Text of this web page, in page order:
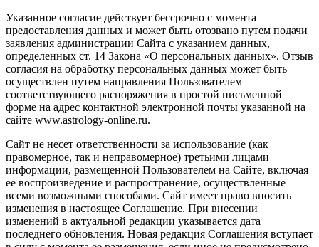
Указанное согласие действует бессрочно с момента
предоставления данных и может быть отозвано путем подачи
заявления администрации Сайта с указанием данных,
определенных ст. 14 Закона «О персональных данных». Отзыв
согласия на обработку персональных данных может быть
осуществлен путем направления Пользователем
соответствующего распоряжения в простой письменной
форме на адрес контактной электронной почты указанной на
сайте www.astrology-online.ru.
Сайт не несет ответственности за использование (как
правомерное, так и неправомерное) третьими лицами
информации, размещенной Пользователем на Сайте, включая
ее воспроизведение и распространение, осуществленные
всеми возможными способами. Сайт имеет право вносить
изменения в настоящее Соглашение. При внесении
изменений в актуальной редакции указывается дата
последнего обновления. Новая редакция Соглашения вступает